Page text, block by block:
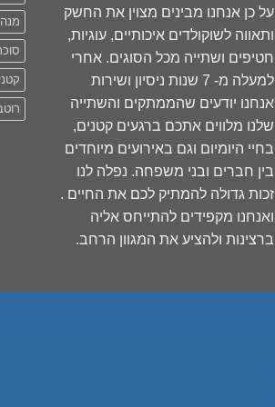
על כן אנחנו מבינים מצוין את החשק
ותאווה לשוקולדים איכותיים, עוגיות,
חטיפים ושתייה מכל הסוגים. אחרי
למעלה מ- 7 שנות ניסיון ושירות
אנחנו יודעים שהממתקים והשתייה
שלנו מלווים אתכם ברגעים קטנים,
בחיי היומיום וגם באירועים מיוחדים
בין חברים ובני משפחה. נפלה לנו
זכות גדולה להמתיק לכם את החיים .
ואנחנו מקפידים להתייחס אליה
ברצינות ולהציע את המגוון הרחב.